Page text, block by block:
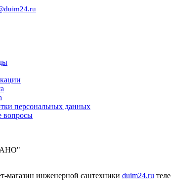
персональных данных
вопросы
магазин инженерной сантехники duim24.ru